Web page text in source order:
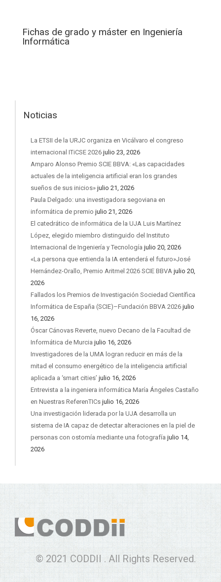
Fichas de grado y máster en Ingeniería
Informática
Noticias
La ETSII de la URJC organiza en Vicálvaro el congreso
internacional ITiCSE 2026 julio 23, 2026
Amparo Alonso Premio SCIE BBVA: «Las capacidades
actuales de la inteligencia artificial eran los grandes
sueños de sus inicios» julio 21, 2026
Paula Delgado: una investigadora segoviana en
informática de premio julio 21, 2026
El catedrático de informática de la UJA Luis Martínez
López, elegido miembro distinguido del Instituto
Internacional de Ingeniería y Tecnología julio 20, 2026
«La persona que entienda la IA entenderá el futuro»José
Hernández-Orallo, Premio Aritmel 2026 SCIE BBVA julio 20,
2026
Fallados los Premios de Investigación Sociedad Científica
Informática de España (SCIE)–Fundación BBVA 2026 julio
16, 2026
Óscar Cánovas Reverte, nuevo Decano de la Facultad de
Informática de Murcia julio 16, 2026
Investigadores de la UMA logran reducir en más de la
mitad el consumo energético de la inteligencia artificial
aplicada a ‘smart cities’ julio 16, 2026
Entrevista a la ingeniera informática María Ángeles Castaño
en Nuestras ReferenTICs julio 16, 2026
Una investigación liderada por la UJA desarrolla un
sistema de IA capaz de detectar alteraciones en la piel de
personas con ostomía mediante una fotografía julio 14,
2026
© 2021 CODDII . All Rights Reserved.